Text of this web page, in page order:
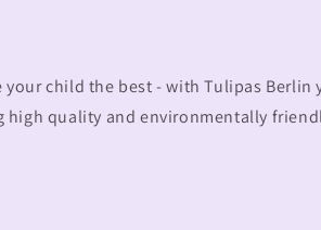
your child the best - with Tulipas Berlin
high quality and environmentally